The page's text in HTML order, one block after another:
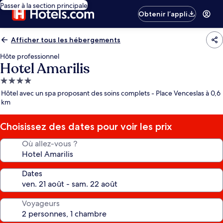
Passer à la section principale
Obtenir l’appli
Afficher tous les hébergements
Hôte professionnel
Hotel Amarilis
Hébergement
4.0 étoiles
Hôtel avec un spa proposant des soins complets - Place Venceslas à 0,6
km
Choisissez des dates pour voir les prix
Où allez-vous ?
Dates
Voyageurs